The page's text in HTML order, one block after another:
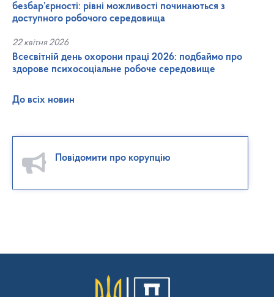
безбар’єрності: рівні можливості починаються з
доступного робочого середовища
22 квітня 2026
Всесвітній день охорони праці 2026: подбаймо про
здорове психосоціальне робоче середовище
До всіх новин
Повідомити про корупцію